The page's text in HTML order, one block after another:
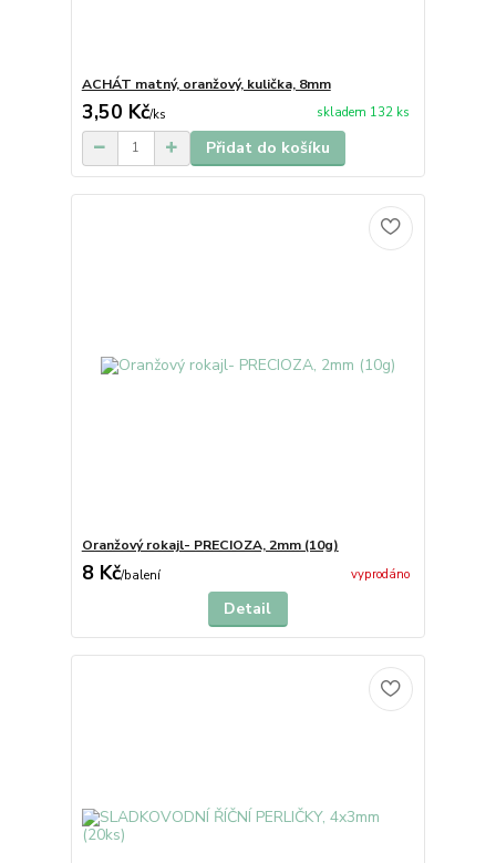
ACHÁT matný, oranžový, kulička, 8mm
3,50 Kč/ks skladem 132 ks
Přidat do košíku
Oranžový rokajl- PRECIOZA, 2mm (10g)
8 Kč/balení vyprodáno
Detail